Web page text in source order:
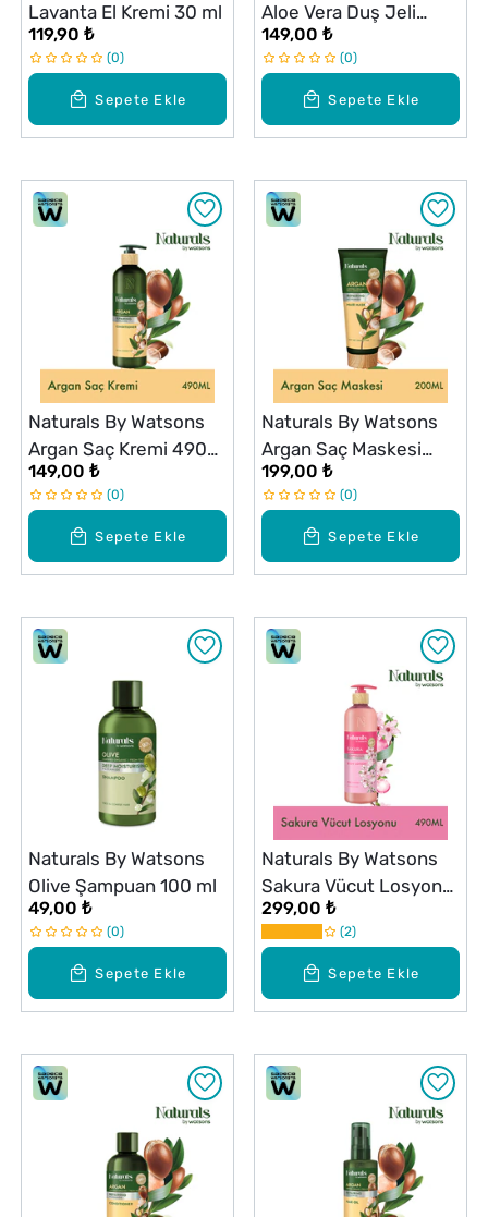
Sepete Ekle
Lavanta El Kremi 30 ml
119,90 ₺
0
Sepete Ekle
Aloe Vera Duş Jeli
Refill 450 ml
149,00 ₺
0
Sepete Ekle
Naturals By Watsons
Argan Saç Kremi 490
ml
149,00 ₺
0
Sepete Ekle
Naturals By Watsons
Argan Saç Maskesi
200 ml
199,00 ₺
0
Sepete Ekle
Naturals By Watsons
Olive Şampuan 100 ml
49,00 ₺
0
Sepete Ekle
Naturals By Watsons
Sakura Vücut Losyonu
490 ml
299,00 ₺
2